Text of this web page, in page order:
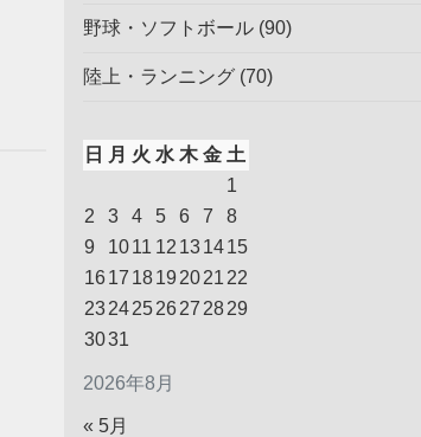
野球・ソフトボール (90)
陸上・ランニング (70)
2026年8月
日 月 火 水 木 金 土
1
2
3 4 5 6 7
8
9
1011 12 131415
1617 1819 2021 22
2324252627 2829
3031
« 5月